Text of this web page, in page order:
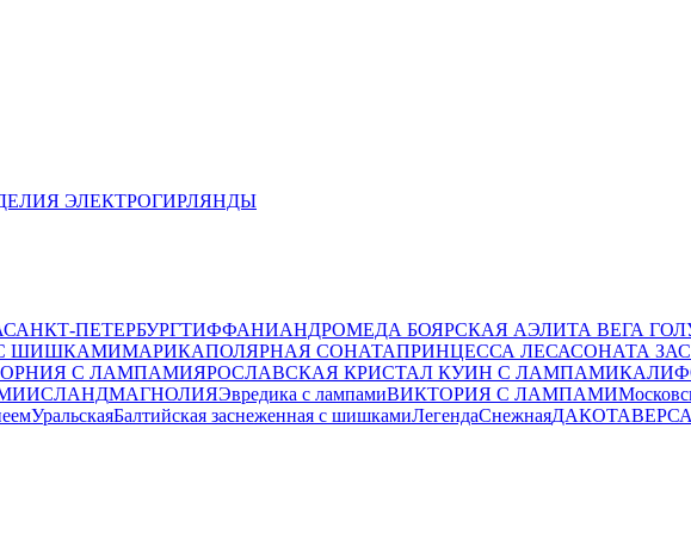
ЭЛЕКТРОГИРЛЯНДЫ
САНКТ-ПЕТЕРБУРГТИФФАНИАНДРОМЕДА БОЯРСКАЯ АЭЛИТА ВЕГА
ШИШКАМИМАРИКАПОЛЯРНАЯ СОНАТАПРИНЦЕССА ЛЕСАСОНАТА
С ЛАМПАМИЯРОСЛАВСКАЯ КРИСТАЛ КУИН С ЛАМПАМИ
ИСЛАНДМАГНОЛИЯЭвредика с лампамиВИКТОРИЯ С ЛАМПАМИ
УральскаяБалтийская заснеженная с шишкамиЛегендаСнежнаяДАКОТА